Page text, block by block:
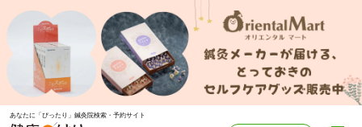
あなたに「ぴったり」鍼灸院検索・予約サイト